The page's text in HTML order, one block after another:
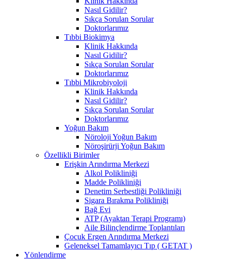
Nasıl Gidilir?
Sıkça Sorulan Sorular
Doktorlarımız
Tıbbi Biokimya
Klinik Hakkında
Nasıl Gidilir?
Sıkça Sorulan Sorular
Doktorlarımız
Tıbbi Mikrobiyoloji
Klinik Hakkında
Nasıl Gidilir?
Sıkça Sorulan Sorular
Doktorlarımız
Yoğun Bakım
Nöroloji Yoğun Bakım
Nöroşirürji Yoğun Bakım
Özellikli Birimler
Erişkin Arındırma Merkezi
Alkol Polikliniği
Madde Polikliniği
Denetim Serbestliği Polikliniği
Sigara Bırakma Polikliniği
Bağ Evi
ATP (Ayaktan Terapi Programı)
Aile Bilinçlendirme Toplantıları
Çocuk Ergen Arındırma Merkezi
Geleneksel Tamamlayıcı Tıp ( GETAT )
Yönlendirme